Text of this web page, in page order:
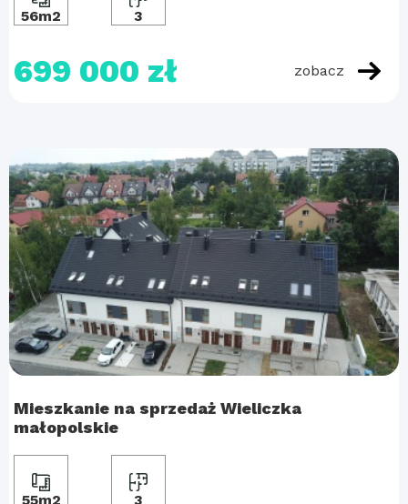
56m2 3
699 000 zł zobacz
Mieszkanie na sprzedaż Wieliczka
małopolskie
55m2 3